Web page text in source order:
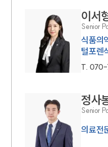
이서
Senior
식품의
털포렌
T. 070-
정사
Senior
의료전